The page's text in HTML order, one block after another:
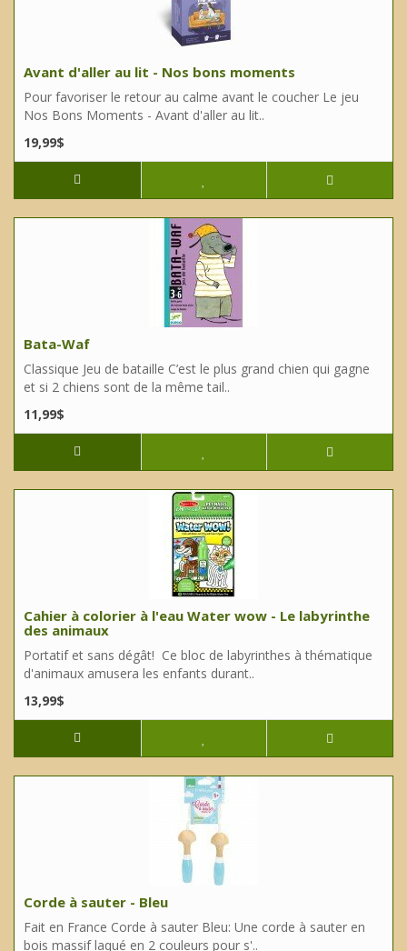
Avant d'aller au lit - Nos bons moments
Pour favoriser le retour au calme avant le coucher Le jeu
Nos Bons Moments - Avant d'aller au lit..
19,99$
Bata-Waf
Classique Jeu de bataille C’est le plus grand chien qui gagne
et si 2 chiens sont de la même tail..
11,99$
Cahier à colorier à l'eau Water wow - Le labyrinthe
des animaux
Portatif et sans dégât! Ce bloc de labyrinthes à thématique
d'animaux amusera les enfants durant..
13,99$
Corde à sauter - Bleu
Fait en France Corde à sauter Bleu: Une corde à sauter en
bois massif laqué en 2 couleurs pour s'..